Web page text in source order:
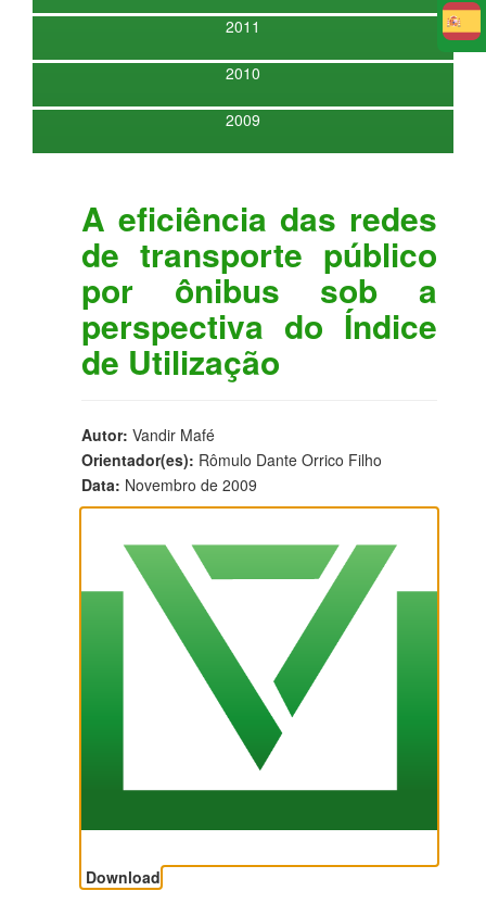
2011
2010
2009
A eficiência das redes
de transporte público
por ônibus sob a
perspectiva do Índice
de Utilização
Autor: Vandir Mafé
Orientador(es): Rômulo Dante Orrico Filho
Data: Novembro de 2009
Download